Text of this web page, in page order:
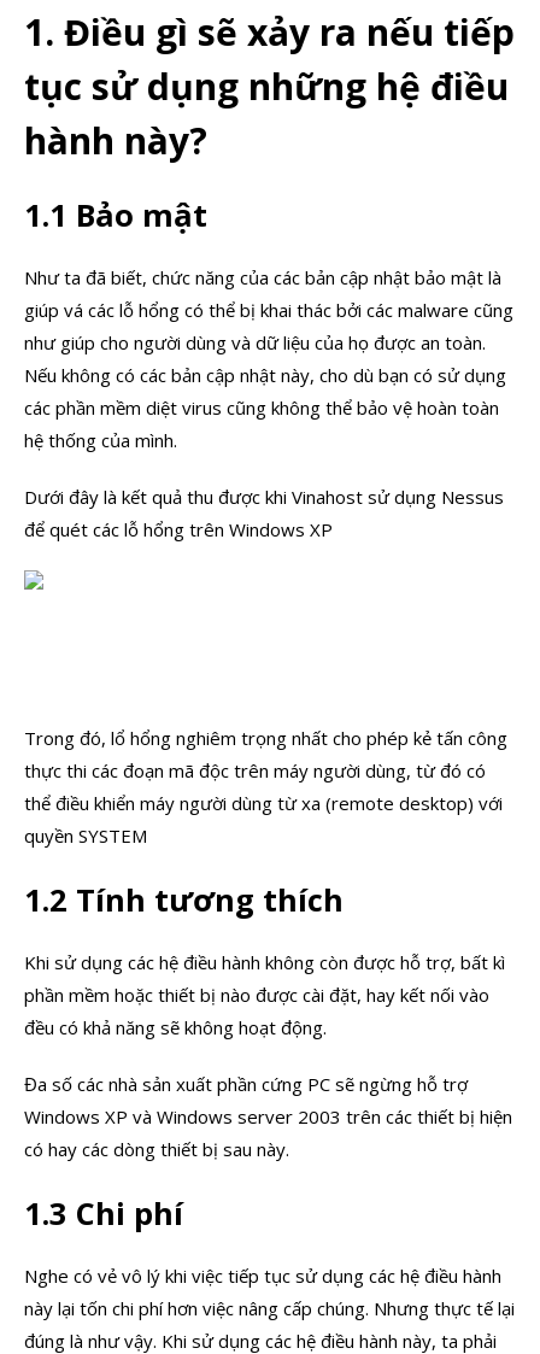
1. Điều gì sẽ xảy ra nếu tiếp
tục sử dụng những hệ điều
hành này?
1.1 Bảo mật
Như ta đã biết, chức năng của các bản cập nhật bảo mật là
giúp vá các lỗ hổng có thể bị khai thác bởi các malware cũng
như giúp cho người dùng và dữ liệu của họ được an toàn.
Nếu không có các bản cập nhật này, cho dù bạn có sử dụng
các phần mềm diệt virus cũng không thể bảo vệ hoàn toàn
hệ thống của mình.
Dưới đây là kết quả thu được khi Vinahost sử dụng Nessus
để quét các lỗ hổng trên Windows XP
Trong đó, lổ hổng nghiêm trọng nhất cho phép kẻ tấn công
thực thi các đoạn mã độc trên máy người dùng, từ đó có
thể điều khiển máy người dùng từ xa (remote desktop) với
quyền SYSTEM
1.2 Tính tương thích
Khi sử dụng các hệ điều hành không còn được hỗ trợ, bất kì
phần mềm hoặc thiết bị nào được cài đặt, hay kết nối vào
đều có khả năng sẽ không hoạt động.
Đa số các nhà sản xuất phần cứng PC sẽ ngừng hỗ trợ
Windows XP và Windows server 2003 trên các thiết bị hiện
có hay các dòng thiết bị sau này.
1.3 Chi phí
Nghe có vẻ vô lý khi việc tiếp tục sử dụng các hệ điều hành
này lại tốn chi phí hơn việc nâng cấp chúng. Nhưng thực tế lại
đúng là như vậy. Khi sử dụng các hệ điều hành này, ta phải